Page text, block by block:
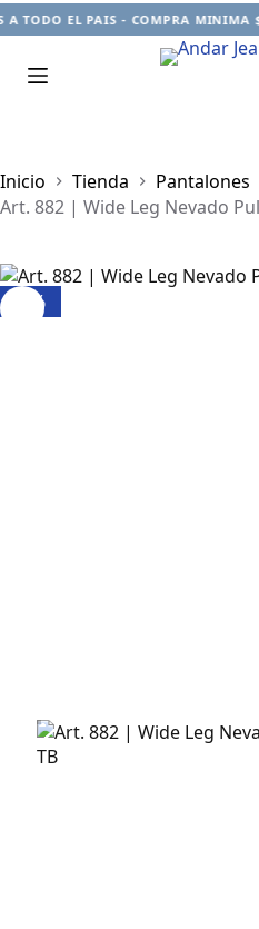
EL PAIS - COMPRA MINIMA
Inicio Tienda Pantalones
Art. 882 | Wide Leg Nevado
-6%